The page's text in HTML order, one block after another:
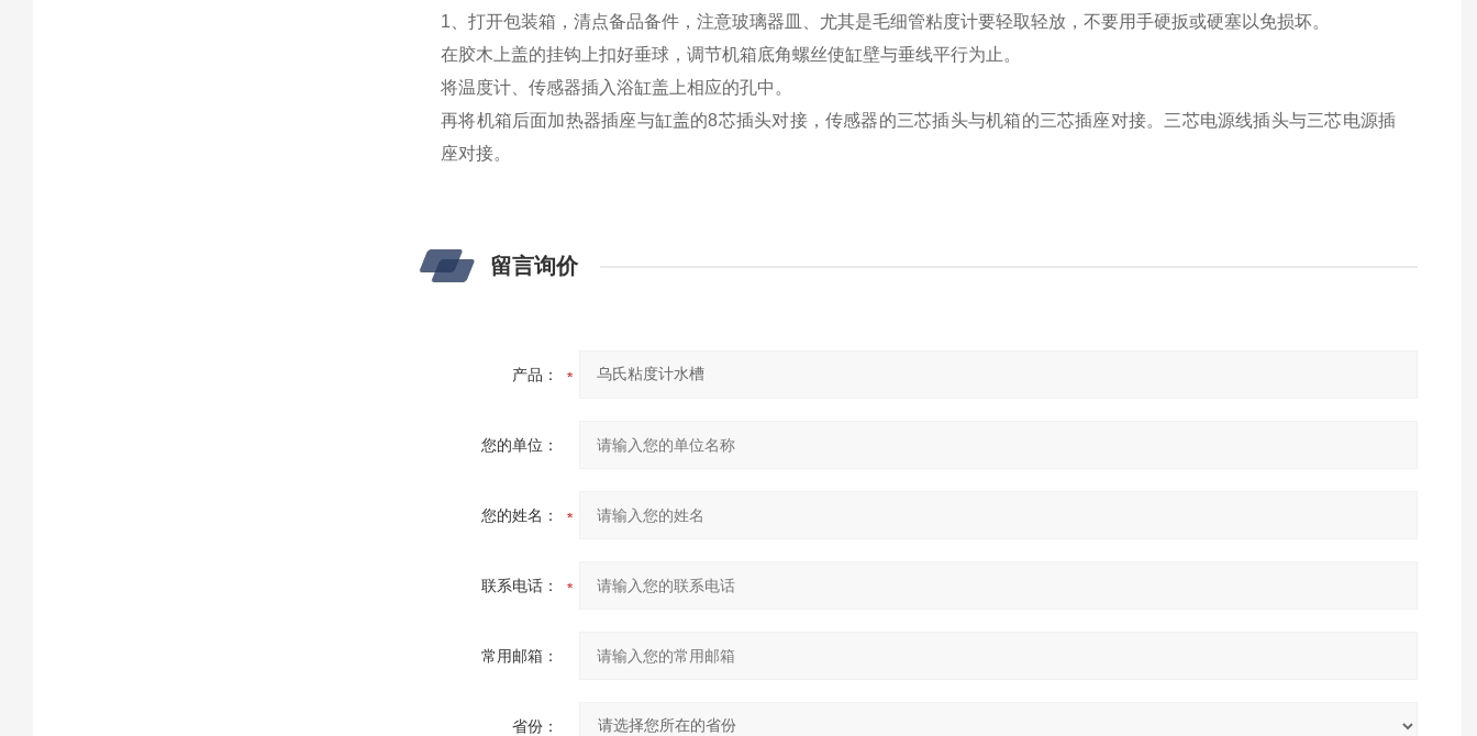
1、打开包装箱，清点备品备件，注意玻璃器皿、尤其是毛细管粘度计要轻取轻放，不要用手硬扳或硬塞以免损坏。
在胶木上盖的挂钩上扣好垂球，调节机箱底角螺丝使缸壁与垂线平行为止。
将温度计、传感器插入浴缸盖上相应的孔中。
再将机箱后面加热器插座与缸盖的8芯插头对接，传感器的三芯插头与机箱的三芯插座对接。三芯电源线插头与三芯电源插
座对接。
留言询价
产品：
您的单位：
您的姓名：
联系电话：
常用邮箱：
省份：